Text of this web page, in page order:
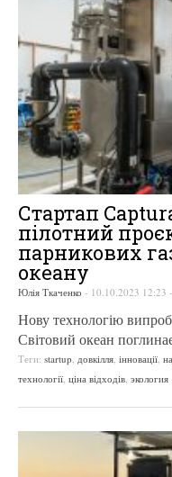
Стартап
пілотний
парникових
океану
Юлія Ткаченко - 10.10.2023 12:23 -
Нову технологію
Світовий океан
Теги: startup, довкілля, інновації,
технології, ціна відходів, экология